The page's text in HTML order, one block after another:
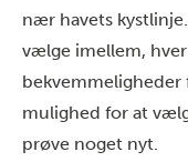
nær havets
vælge imellem,
bekvemmeligheder
mulighed for at
prøve noget nyt.